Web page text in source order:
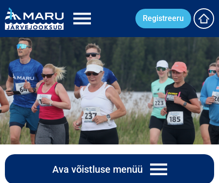
Registreeru
Ava võistluse menüü